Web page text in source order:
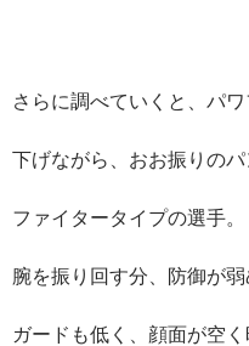
さらに調べていくと、パ
下げながら、おお振りの
ファイタータイプの選手。
腕を振り回す分、防御が弱
ガードも低く、顔面が空く